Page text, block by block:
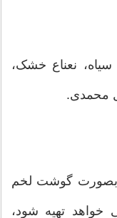
نعناع خشک،
محمدی.
بصورت گوشت لخم
تهیه شود،